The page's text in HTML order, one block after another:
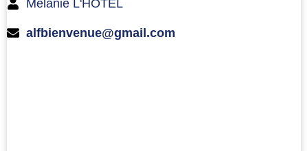
Mélanie L'HOTEL
alfbienvenue@gmail.com